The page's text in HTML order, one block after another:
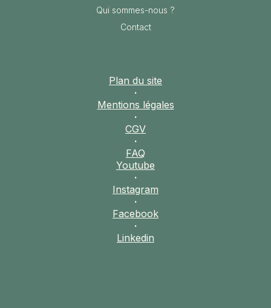
Qui sommes-nous ?
Contact
Plan du site
·
Mentions légales
·
CGV
·
FAQ
Youtube
·
Instagram
·
Facebook
·
Linkedin